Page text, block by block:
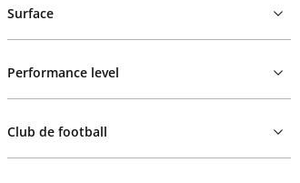
Surface
Performance level
Club de football